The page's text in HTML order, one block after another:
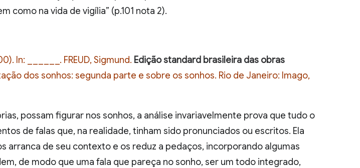
na vida de vigília” (p.101 nota 2).
In: ______. FREUD, Sigmund. Edição standard brasileira das obras
dos sonhos: segunda parte e sobre os sonhos. Rio de Janeiro: Imago,
possam figurar nos sonhos, a análise invariavelmente prova que tudo o
de falas que, na realidade, tinham sido pronunciados ou escritos. Ela
de seu contexto e os reduz a pedaços, incorporando algumas
de modo que uma fala que pareça no sonho, ser um todo integrado,